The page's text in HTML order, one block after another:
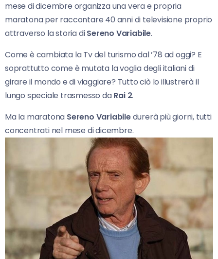
mese di dicembre organizza una vera e propria
maratona per raccontare 40 anni di televisione proprio
attraverso la storia diSereno Variabile.
Come è cambiata la Tv del turismo dal ’78 ad oggi? E
soprattutto come è mutata la voglia degli italiani di
girare il mondo e di viaggiare? Tutto ciò lo illustrerà il
lungo speciale trasmesso daRai 2.
Ma la maratona Sereno Variabiledurerà più giorni, tutti
concentrati nel mese di dicembre.